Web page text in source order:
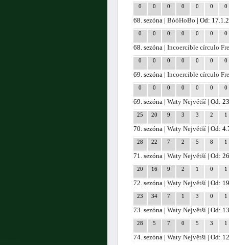
0 0 0 0 0 0 0
68. sezóna |BóóHoBo | Od:
0 0 0 0 0 0 0
68. sezóna |Incoercible círculo
0 0 0 0 0 0 0
69. sezóna |Incoercible círculo
0 0 0 0 0 0 0
69. sezóna |Waty Největší | Od:
25 20 9 3 3 2 1
70. sezóna |Waty Největší | Od:
28 22 7 2 5 8 1
71. sezóna |Waty Největší | Od:
20 16 9 2 1 0 1
72. sezóna |Waty Největší | Od:
23 34 7 1 3 0 1
73. sezóna |Waty Největší | Od:
28 5 7 0 5 3 1
74. sezóna |Waty Největší | Od: